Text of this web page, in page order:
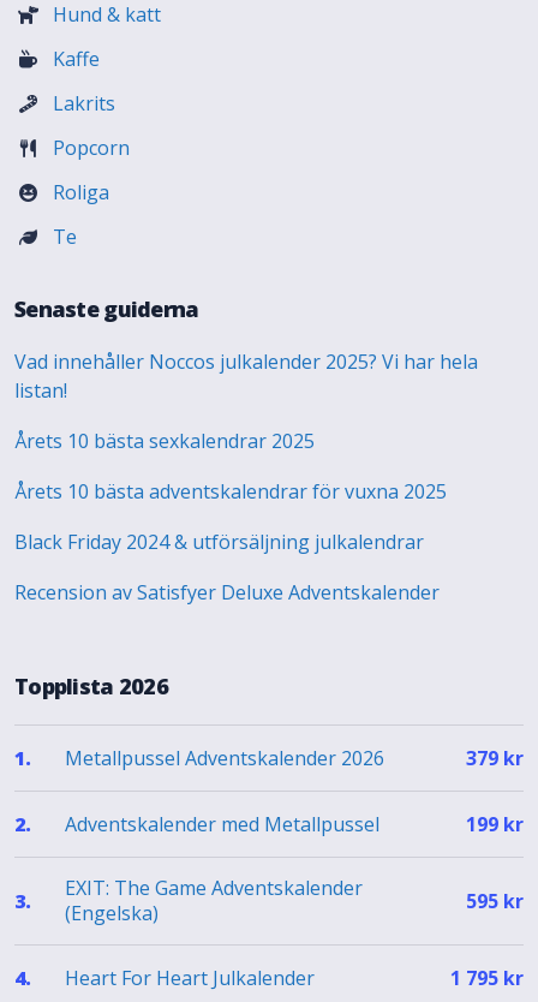
Hund & katt
Kaffe
Lakrits
Popcorn
Roliga
Te
Senaste guiderna
Vad innehåller Noccos julkalender 2025? Vi har hela
listan!
Årets 10 bästa sexkalendrar 2025
Årets 10 bästa adventskalendrar för vuxna 2025
Black Friday 2024 & utförsäljning julkalendrar
Recension av Satisfyer Deluxe Adventskalender
Topplista 2026
1. Metallpussel Adventskalender 2026 379 kr
2. Adventskalender med Metallpussel 199 kr
3.
EXIT: The Game Adventskalender
(Engelska)
595 kr
4. Heart For Heart Julkalender 1 795 kr